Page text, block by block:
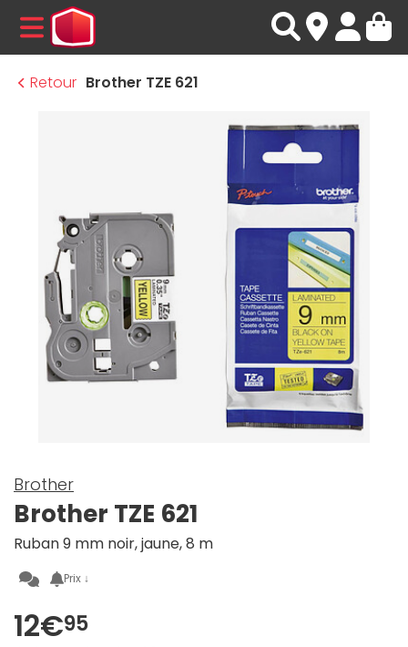
MENU
Retour Brother TZE 621
Brother
Brother TZE 621
Ruban 9 mm noir, jaune, 8 m
Prix ↓
12€95